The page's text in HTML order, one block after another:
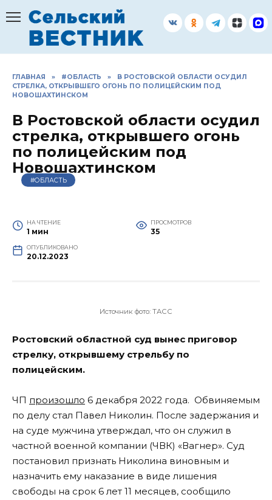
содержанию
ГЛАВНАЯ » #ОБЛАСТЬ »
В РОСТОВСКОЙ ОБЛАСТИ ОСУДИЛ
СТРЕЛКА, ОТКРЫВШЕГО ОГОНЬ ПО ПОЛИЦЕЙСКИМ ПОД
НОВОШАХТИНСКОМ
В Ростовской области осудил
стрелка, открывшего огонь
по полицейским под
Новошахтинском
#ОБЛАСТЬ
НА ЧТЕНИЕ
1 мин
ПРОСМОТРОВ
35
ОПУБЛИКОВАНО
20.12.2023
Источник фото: ТАСС
Ростовский областной суд вынес приговор
стрелку, открывшему стрельбу по
полицейским.
ЧП произошло 6 декабря 2022 года. Обвиняемым
по делу стал Павел Николин. После задержания и
на суде мужчина утверждал, что он служил в
частной военной компании (ЧВК) «Вагнер». Суд
постановил признать Николина виновным и
назначить ему наказание в виде лишения
свободы на срок 6 лет 11 месяцев, сообщило